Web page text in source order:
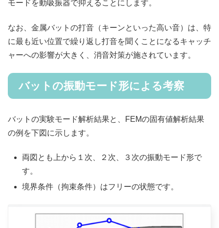
モードを動吸振器で抑えることにします。
なお、金属バットの打音（キーンといった高い音）は、特
に最も近い位置で繰り返し打音を聞くことになるキャッチ
ャーへの影響が大きく、消音対策が施されています。
バットの振動モード形による考察
バットの実験モード解析結果と、FEMの固有値解析結果
の例を下図に示します。
両図とも上から１次、２次、３次の振動モード形で
す。
境界条件（拘束条件）はフリーの状態です。